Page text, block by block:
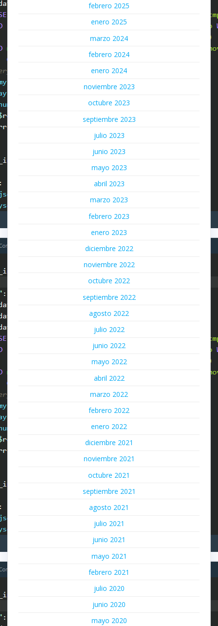
febrero 2025
enero 2025
marzo 2024
febrero 2024
enero 2024
noviembre 2023
octubre 2023
septiembre 2023
julio 2023
junio 2023
mayo 2023
abril 2023
marzo 2023
febrero 2023
enero 2023
diciembre 2022
noviembre 2022
octubre 2022
septiembre 2022
agosto 2022
julio 2022
junio 2022
mayo 2022
abril 2022
marzo 2022
febrero 2022
enero 2022
diciembre 2021
noviembre 2021
octubre 2021
septiembre 2021
agosto 2021
julio 2021
junio 2021
mayo 2021
febrero 2021
julio 2020
junio 2020
mayo 2020